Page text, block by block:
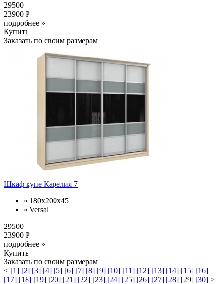
29500
23900 Р
подробнее »
Купить
Заказать по своим размерам
Шкаф купе Карелия 7
» 180х200х45
» Versal
29500
23900 Р
подробнее »
Купить
Заказать по своим размерам
< [1] [2] [3] [4] [5] [6] [7] [8] [9] [10] [11] [12] [13] [14] [15] [16]
[17] [18] [19] [20] [21] [22] [23] [24] [25] [26] [27] [28] [29] [30] >